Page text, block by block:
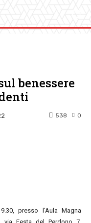
benessere
0
538
presso l’Aula Magna